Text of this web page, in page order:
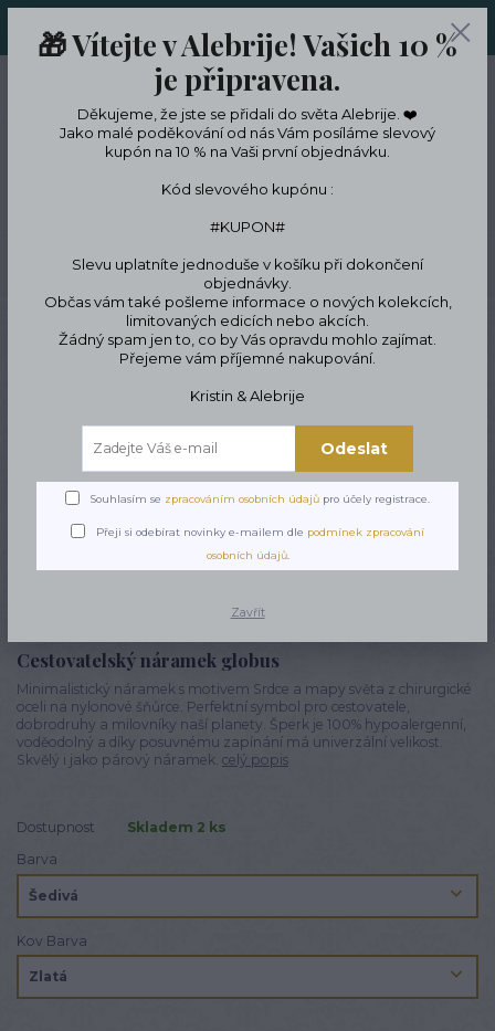
LIMITKÁCH
CZK
Hledat
Podle témat a zájmů Zájmy a koníčky
Cestování a svoboda
Náramek globus v srdci
Náramek globus v srdci
Cestovatelský náramek globus
Minimalistický náramek s motivem Srdce a mapy světa z chirurgické
oceli na nylonové šňůrce. Perfektní symbol pro cestovatele,
dobrodruhy a milovníky naší planety. Šperk je 100% hypoalergenní,
voděodolný a díky posuvnému zapínání má univerzální velikost.
Skvělý i jako párový náramek. celý popis
Dostupnost
Skladem 2 ks
Barva
Kov Barva
🎁 Vítejte v Alebrije! Vašich 10 %
je připravena.
Děkujeme, že jste se přidali do světa Alebrije. ❤️
Jako malé poděkování od nás Vám posíláme slevový
kupón na 10 % na Vaši první objednávku.
Kód slevového kupónu :
#KUPON#
Slevu uplatníte jednoduše v košíku při dokončení
objednávky.
Občas vám také pošleme informace o nových kolekcích,
limitovaných edicích nebo akcích.
Žádný spam jen to, co by Vás opravdu mohlo zajímat.
Přejeme vám příjemné nakupování.
Kristin & Alebrije
Odeslat
Souhlasím se zpracováním osobních údajů pro účely registrace.
Přeji si odebírat novinky e-mailem dle podmínek zpracování
osobních údajů.
Zavřít